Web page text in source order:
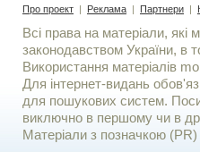
Про проект | Реклама | Партнери |
Всі права на матеріали, які
законодавством України, в
Використання матерiалiв
Для iнтернет-видань
для пошукових систем.
виключно в першому чи в
Матеріали з позначкою